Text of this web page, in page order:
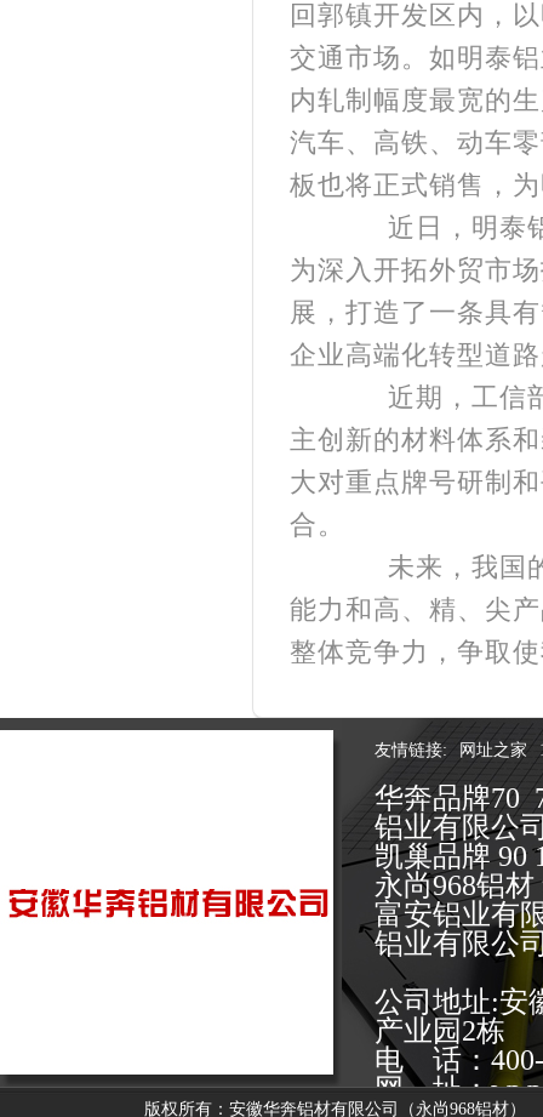
回郭镇开发区内，
交通市场。如明泰
内轧制幅度最宽的
汽车、高铁、动车
板也将正式销售，
近日，明泰铝
为深入开拓外贸市
展，打造了一条具
企业高端化转型道
近期，工信部
主创新的材料体系
大对重点牌号研制
合。
未来，我国的
能力和高、精、尖
整体竞争力，争取
友情链接: 网址之家
华奔品牌70
铝业有限公
凯巢品牌 90
永尚968铝
富安铝业有
铝业有限公
公司地址:安
产业园2栋
电 话：400-
网 址：
版权所有：安徽华奔铝材有限公司（永尚968铝材）